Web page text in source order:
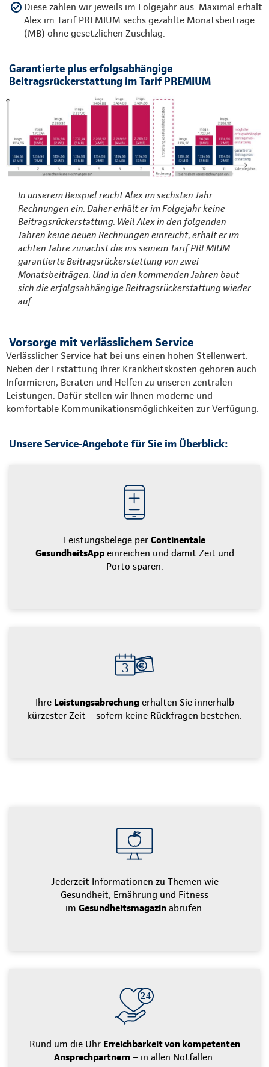
Diese zahlen wir jeweils im Folgejahr aus. Maximal erhält
Alex im Tarif PREMIUM sechs gezahlte Monatsbeiträge
(MB) ohne gesetzlichen Zuschlag.
Garantierte plus erfolgsabhängige
Beitragsrückerstattung im Tarif PREMIUM
In unserem Beispiel reicht Alex im sechsten Jahr
Rechnungen ein. Daher erhält er im Folgejahr keine
Beitragsrückerstattung. Weil Alex in den folgenden
Jahren keine neuen Rechnungen einreicht, erhält er im
achten Jahre zunächst die ins seinem Tarif PREMIUM
garantierte Beitragsrückerstettung von zwei
Monatsbeiträgen. Und in den kommenden Jahren baut
sich die erfolgsabhängige Beitragsrückerstattung wieder
auf.
Vorsorge mit verlässlichem Service
Verlässlicher Service hat bei uns einen hohen Stellenwert.
Neben der Erstattung Ihrer Krankheitskosten gehören auch
Informieren, Beraten und Helfen zu unseren zentralen
Leistungen. Dafür stellen wir Ihnen moderne und
komfortable Kommunikationsmöglichkeiten zur Verfügung.
Unsere Service-Angebote für Sie im Überblick:
Leistungsbelege per Continentale
GesundheitsAppeinreichen und damit Zeit und
Porto sparen.
Ihre Leistungsabrechungerhalten Sie innerhalb
kürzester Zeit – sofern keine Rückfragen bestehen.
Jederzeit Informationen zu Themen wie
Gesundheit, Ernährung und Fitness
im Gesundheitsmagazinabrufen.
Rund um die Uhr Erreichbarkeit von kompetenten
Ansprechpartnern – in allen Notfällen.